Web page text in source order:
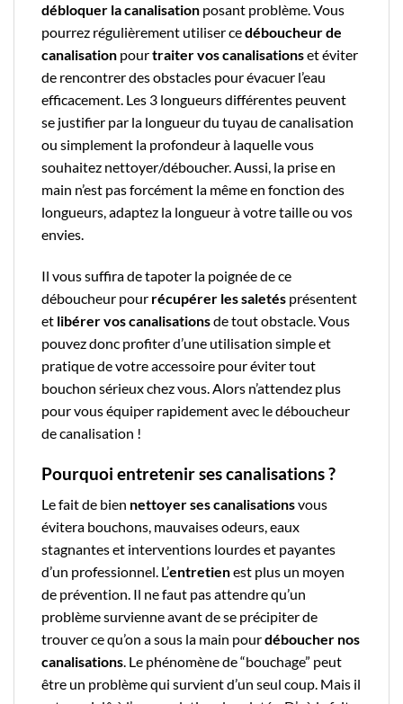
débloquer la canalisation posant problème. Vous
pourrez régulièrement utiliser cedéboucheur de
canalisation pourtraiter vos canalisationset éviter
de rencontrer des obstacles pourévacuer l’eau
efficacement. Les 3 longueurs différentes peuvent
se justifier par la longueur du tuyau de canalisation
ou simplement la profondeur à laquelle vous
souhaitez nettoyer/déboucher. Aussi, la prise en
main n’est pas forcément la même en fonction des
longueurs, adaptez la longueur à votre taille ou vos
envies.
Il vous suffira de tapoter la poignéede ce
déboucheur pour récupérer lessaletés présentent
et libérer vos canalisationsde tout obstacle. Vous
pouvez donc profiter d’une utilisation simpleet
pratiquede votreaccessoire pour éviter tout
bouchon sérieux chez vous. Alors n’attendez plus
pour vous équiper rapidement avec ledéboucheur
de canalisation !
Pourquoi entretenir ses canalisations ?
Le fait de bien nettoyer ses canalisationsvous
évitera bouchons, mauvaises odeurs,eaux
stagnanteset interventions lourdes et payantes
d’un professionnel. L’entretienest plus un moyen
de prévention. Il ne faut pas attendre qu’un
problème survienne avant de se précipiter de
trouver ce qu’on a sous la main pourdéboucher nos
canalisations. Le phénomène de “bouchage” peut
être un problème qui survient d’un seul coup. Mais il